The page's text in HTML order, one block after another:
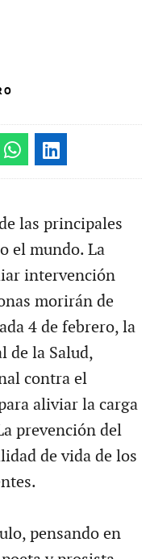
las principales
el mundo. La
intervención
morirán de
4 de febrero, la
de la Salud,
contra el
aliviar la carga
prevención del
de vida de los
pensando en